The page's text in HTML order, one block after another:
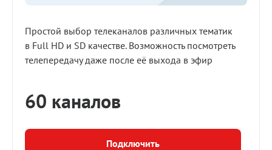
Простой выбор телеканалов различных тематик
в Full HD и SD качестве. Возможность посмотреть
телепередачу даже после её выхода в эфир
60 каналов
Подключить